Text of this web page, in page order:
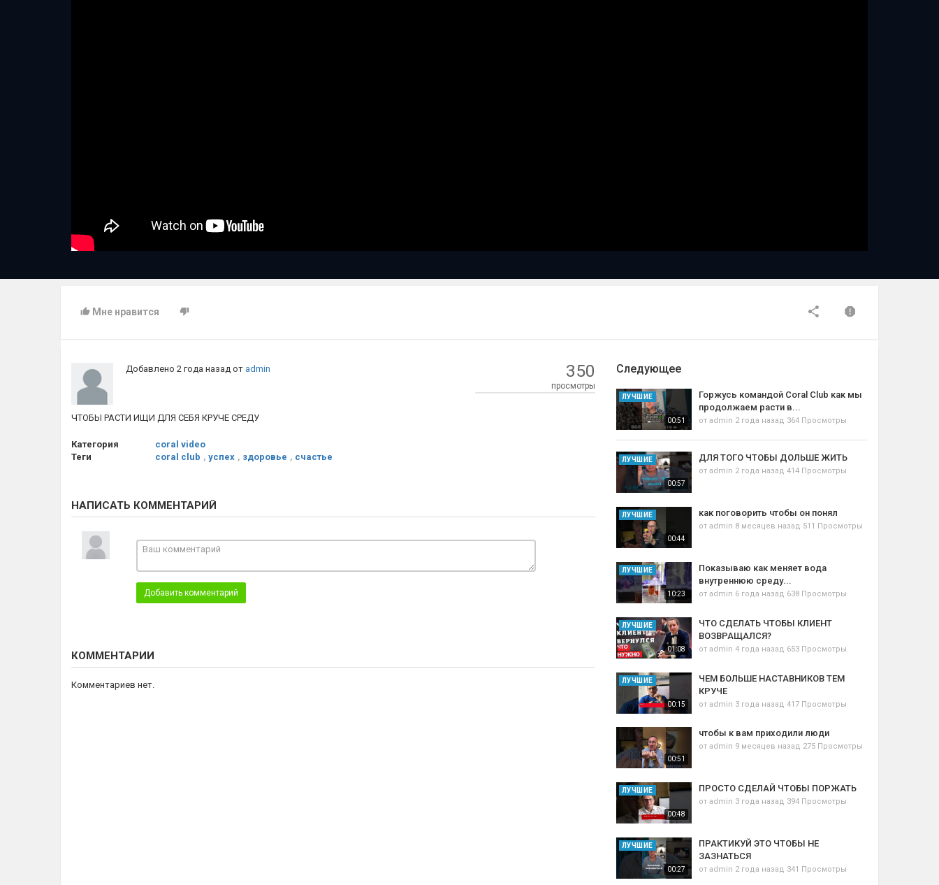
Мне нравится
Добавлено 2 года назадот admin 350
просмотры
ЧТОБЫ РАСТИ ИЩИ ДЛЯ СЕБЯ КРУЧЕ СРЕДУ
Категория
coral video
Теги
coral club , успех , здоровье , счастье
НАПИСАТЬ КОММЕНТАРИЙ
Добавить комментарий
КОММЕНТАРИИ
Комментариев нет.
Следующее
00:51
ЛУЧШИЕ
Горжусь командой Coral Club как мы
продолжаем расти в...
от admin 2 года назад 364 Просмотры
00:57
ЛУЧШИЕ ДЛЯ ТОГО ЧТОБЫ ДОЛЬШЕ ЖИТЬ
от admin 2 года назад 414 Просмотры
00:44
ЛУЧШИЕ как поговорить чтобы он понял
от admin 8 месяцев назад 511 Просмотры
10:23
ЛУЧШИЕ
Показываю как меняет вода
внутреннюю среду...
от admin 6 года назад 638 Просмотры
01:08
ЛУЧШИЕ
ЧТО СДЕЛАТЬ ЧТОБЫ КЛИЕНТ
ВОЗВРАЩАЛСЯ?
от admin 4 года назад 653 Просмотры
00:15
ЛУЧШИЕ
ЧЕМ БОЛЬШЕ НАСТАВНИКОВ ТЕМ
КРУЧЕ
от admin 3 года назад 417 Просмотры
00:51
чтобы к вам приходили люди
от admin 9 месяцев назад 275 Просмотры
00:48
ЛУЧШИЕ ПРОСТО СДЕЛАЙ ЧТОБЫ ПОРЖАТЬ
от admin 3 года назад 394 Просмотры
00:27
ЛУЧШИЕ
ПРАКТИКУЙ ЭТО ЧТОБЫ НЕ
ЗАЗНАТЬСЯ
от admin 2 года назад 341 Просмотры